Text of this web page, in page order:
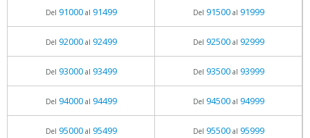
Del 91000al 91499 Del 91500al 91999
Del 92000al 92499 Del 92500al 92999
Del 93000al 93499 Del 93500al 93999
Del 94000al 94499 Del 94500al 94999
Del 95000al 95499 Del 95500al 95999